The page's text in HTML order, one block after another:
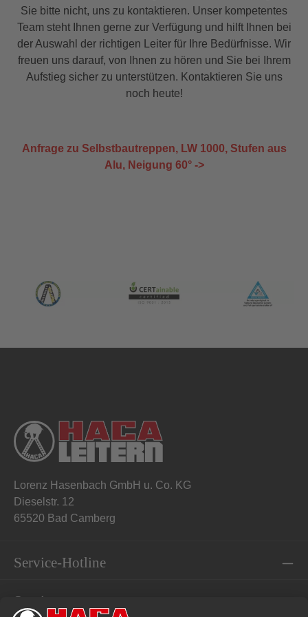
Sie bitte nicht, uns zu kontaktieren. Unser kompetentes
Team steht Ihnen gerne zur Verfügung und hilft Ihnen bei
der Auswahl der richtigen Leiter für Ihre Bedürfnisse. Wir
freuen uns darauf, von Ihnen zu hören und Sie bei Ihrem
Aufstieg sicher zu unterstützen. Kontaktieren Sie uns
noch heute!
Anfrage zu Selbstbautreppen, LW 1000, Stufen aus
Alu, Neigung 60° ->
Lorenz Hasenbach GmbH u. Co. KG
Dieselstr. 12
65520 Bad Camberg
Service-Hotline
Service